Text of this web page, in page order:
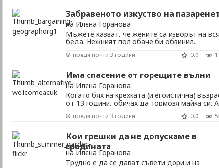
Забравеното изкуство на
на Илена Горанова
Мъжете казват, че жените са изворът на
беда. Нежният пол обаче би обвинил...
чифт високи токчета. Просто трябваше да
Бедата бе, че в седмицата преди заплата в
портмонето ми самотно се гушеше една
единствена ...
преди почти 3 години 0.0
Има спасение от горещите вълни
на Илена Горанова
Когато бях на крехката (и егоистична)
от 13 години, обичах да тормозя майка си.
екскурзия, използвах безсърдечно
критическата и ставаш заядлива.“ След това
със садистична наслада я наблюдавах как
загрижено се изследва в ...
преди почти 3 години 0.0
Кои грешки да не допускаме в
градината
на Илена Горанова
Трудно е да се дават съвети дори и на